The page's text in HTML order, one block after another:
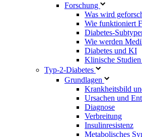
Forschung
Was wird
Wie funktioniert
Diabetes-
Wie werden
Diabetes und KI
Klinische
Typ-2-Diabetes
Grundlagen
Krankheitsbild
Ursachen und
Diagnose
Verbreitung
Insulinresistenz
Metabolisches